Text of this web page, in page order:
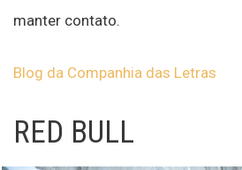
manter contato.
Blog da Companhia das Letras
RED BULL